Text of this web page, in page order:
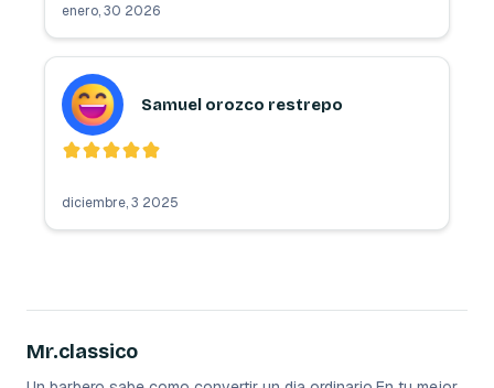
enero, 30 2026
Samuel orozco restrepo
diciembre, 3 2025
Mr.classico